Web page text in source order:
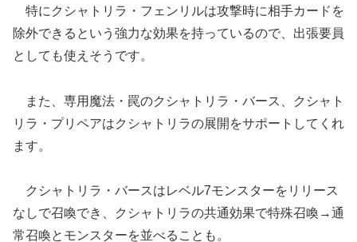
特にクシャトリラ・フェンリルは攻撃時に相手カードを
除外できるという強力な効果を持っているので、出張要員
としても使えそうです。
また、専用魔法・罠のクシャトリラ・バース、クシャト
リラ・プリペアはクシャトリラの展開をサポートしてくれ
ます。
クシャトリラ・バースはレベル7モンスターをリリース
なしで召喚でき、クシャトリラの共通効果で特殊召喚→通
常召喚とモンスターを並べることも。